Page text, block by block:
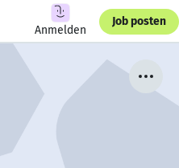
Anmelden
Job posten